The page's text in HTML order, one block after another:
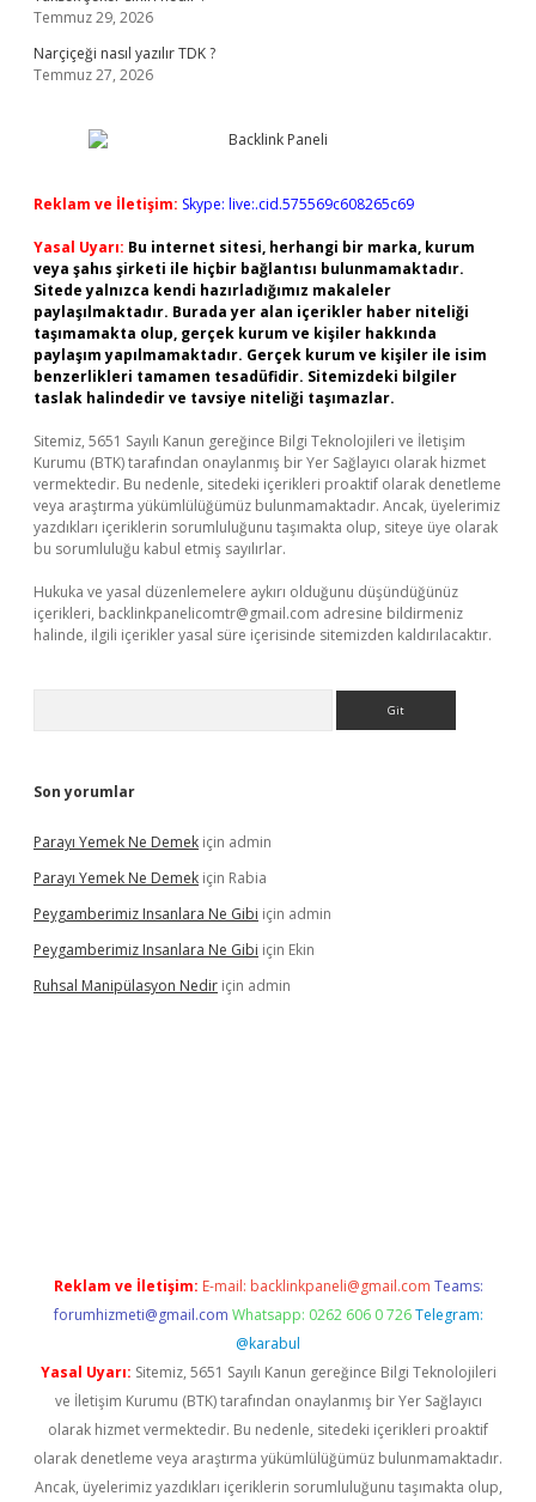
Temmuz 29, 2026
Narçiçeği nasıl yazılır TDK ?
Temmuz 27, 2026
Reklam ve İletişim: Skype: live:.cid.575569c608265c69
Yasal Uyarı: Bu internet sitesi, herhangi bir marka, kurum
veya şahıs şirketi ile hiçbir bağlantısı bulunmamaktadır.
Sitede yalnızca kendi hazırladığımız makaleler
paylaşılmaktadır. Burada yer alan içerikler haber niteliği
taşımamakta olup, gerçek kurum ve kişiler hakkında
paylaşım yapılmamaktadır. Gerçek kurum ve kişiler ile isim
benzerlikleri tamamen tesadüfidir. Sitemizdeki bilgiler
taslak halindedir ve tavsiye niteliği taşımazlar.
Sitemiz, 5651 Sayılı Kanun gereğince Bilgi Teknolojileri ve İletişim
Kurumu (BTK) tarafından onaylanmış bir Yer Sağlayıcı olarak hizmet
vermektedir. Bu nedenle, sitedeki içerikleri proaktif olarak denetleme
veya araştırma yükümlülüğümüz bulunmamaktadır. Ancak, üyelerimiz
yazdıkları içeriklerin sorumluluğunu taşımakta olup, siteye üye olarak
bu sorumluluğu kabul etmiş sayılırlar.
Hukuka ve yasal düzenlemelere aykırı olduğunu düşündüğünüz
içerikleri, backlinkpanelicomtr@gmail.com adresine bildirmeniz
halinde, ilgili içerikler yasal süre içerisinde sitemizden kaldırılacaktır.
Son yorumlar
Parayı Yemek Ne Demek için admin
Parayı Yemek Ne Demek için Rabia
Peygamberimiz Insanlara Ne Gibi için admin
Peygamberimiz Insanlara Ne Gibi için Ekin
Ruhsal Manipülasyon Nedir için admin
Reklam ve İletişim: E-mail: backlinkpaneli@gmail.com Teams:
forumhizmeti@gmail.com Whatsapp: 0262 606 0 726 Telegram:
@karabul
Yasal Uyarı: Sitemiz, 5651 Sayılı Kanun gereğince Bilgi Teknolojileri
ve İletişim Kurumu (BTK) tarafından onaylanmış bir Yer Sağlayıcı
olarak hizmet vermektedir. Bu nedenle, sitedeki içerikleri proaktif
olarak denetleme veya araştırma yükümlülüğümüz bulunmamaktadır.
Ancak, üyelerimiz yazdıkları içeriklerin sorumluluğunu taşımakta olup,